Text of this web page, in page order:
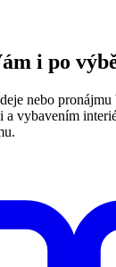
i po
nebo
a vybavením